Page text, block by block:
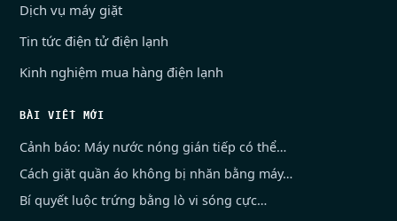
Dịch vụ máy giặt
Tin tức điện tử điện lạnh
Kinh nghiệm mua hàng điện lạnh
BÀI VIẾT MỚI
Cảnh báo: Máy nước nóng gián tiếp có thể…
Cách giặt quần áo không bị nhăn bằng máy…
Bí quyết luộc trứng bằng lò vi sóng cực…